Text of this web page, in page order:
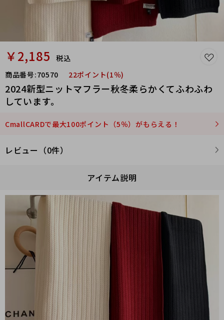
￥2,185
税込
商品番号:70570 22ポイント(1％)
2024新型ニットマフラー秋冬柔らかくてふわふわ
しています。
CmallCARDで最大100ポイント（5％）がもらえる！
レビュー（0件）
アイテム説明